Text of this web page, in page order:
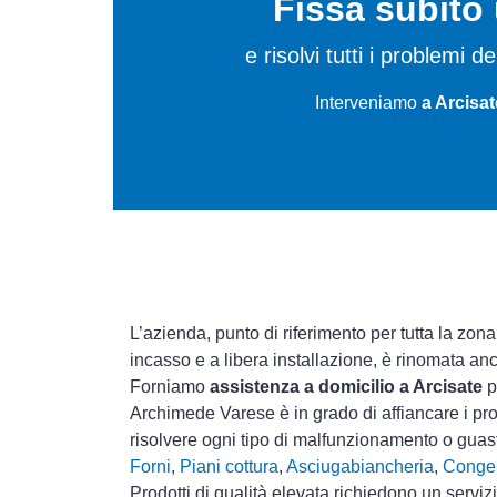
Fissa subito
e risolvi tutti i problemi
Interveniamo a
L’azienda, punto di riferimento per tutta la
incasso e a libera installazione, è rinomata
Forniamo assistenza a domicilio a Arcisate
Archimede Varese è in grado di affiancare i
risolvere ogni tipo di malfunzionamento o
Forni, Piani cottura, Asciugabiancheria,
Prodotti di qualità elevata richiedono un